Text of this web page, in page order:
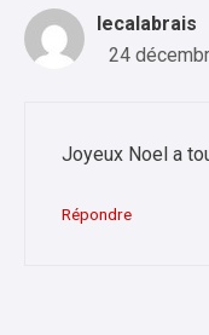
lecalabrais
24
Joyeux Noel a
Répondre